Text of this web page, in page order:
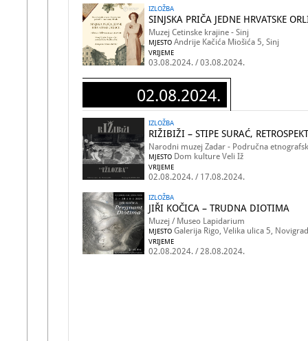
IZLOŽBA
SINJSKA PRIČA JEDNE HRVATSKE
Muzej Cetinske krajine - Sinj
MJESTO Andrije Kačića Miošića 5, Sinj
VRIJEME
03.08.2024. / 03.08.2024.
02.08.2024.
IZLOŽBA
RIŽIBIŽI – STIPE SURAĆ,
Narodni muzej Zadar - Područna
MJESTO Dom kulture Veli Iž
VRIJEME
02.08.2024. / 17.08.2024.
IZLOŽBA
JIŘI KOČICA – TRUDNA DIOTIMA
Muzej / Museo Lapidarium
MJESTO Galerija Rigo, Velika ulica 5,
VRIJEME
02.08.2024. / 28.08.2024.